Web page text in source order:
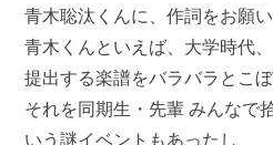
青木聡汰くんに、作詞をお願
青木くんといえば、大学時代、
提出する楽譜をバラバラとこ
それを同期生・先輩 みんなで
いう謎イベントもあったし